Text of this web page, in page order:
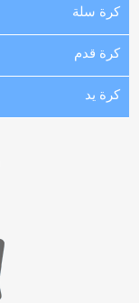
كرة سلة
كرة قدم
كرة يد